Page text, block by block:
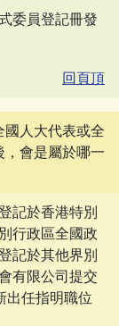
委員登記冊發
回頁頂
人大代表或全
會是屬於哪一
記於香港特別
行政區全國政
記於其他界別
有限公司提交
出任指明職位